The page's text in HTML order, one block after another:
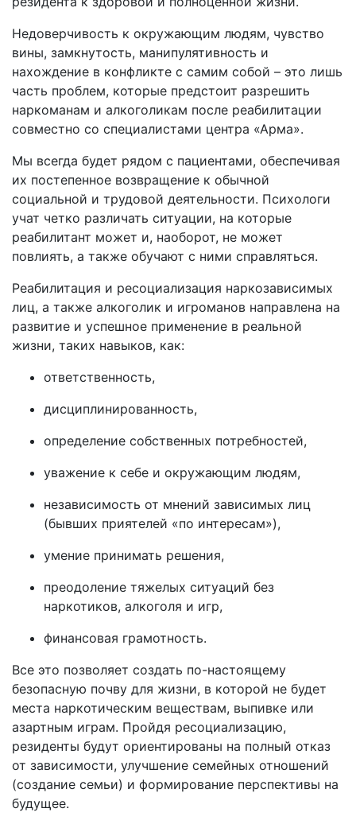
Недоверчивость к окружающим людям, чувство
вины, замкнутость, манипулятивность и
нахождение в конфликте с самим собой – это лишь
часть проблем, которые предстоит разрешить
наркоманам и алкоголикам после реабилитации
совместно со специалистами центра «Арма».
Мы всегда будет рядом с пациентами, обеспечивая
их постепенное возвращение к обычной
социальной и трудовой деятельности. Психологи
учат четко различать ситуации, на которые
реабилитант может и, наоборот, не может
повлиять, а также обучают с ними справляться.
Реабилитация и ресоциализация наркозависимых
лиц, а также алкоголик и игроманов направлена на
развитие и успешное применение в реальной
жизни, таких навыков, как:
ответственность,
дисциплинированность,
определение собственных потребностей,
уважение к себе и окружающим людям,
независимость от мнений зависимых лиц
(бывших приятелей «по интересам»),
умение принимать решения,
преодоление тяжелых ситуаций без
наркотиков, алкоголя и игр,
финансовая грамотность.
Все это позволяет создать по-настоящему
безопасную почву для жизни, в которой не будет
места наркотическим веществам, выпивке или
азартным играм. Пройдя ресоциализацию,
резиденты будут ориентированы на полный отказ
от зависимости, улучшение семейных отношений
(создание семьи) и формирование перспективы на
будущее.